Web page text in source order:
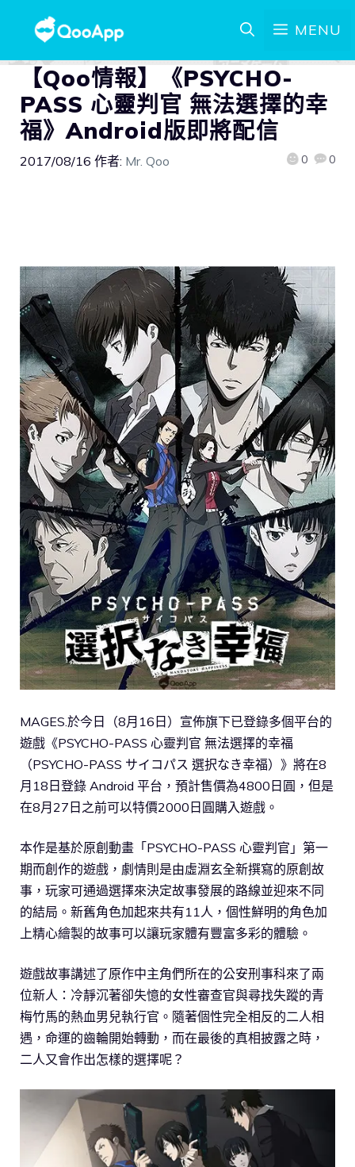
MENU
【Qoo情報】《PSYCHO-
PASS 心靈判官 無法選擇的幸
福》Android版即將配信
2017/08/16 作者: Mr. Qoo 0 0
MAGES.於今日（8月16日）宣佈旗下已登錄多個平台的
遊戲《PSYCHO-PASS 心靈判官 無法選擇的幸福
（PSYCHO-PASS サイコパス 選択なき幸福）》將在8
月18日登錄 Android 平台，預計售價為4800日圓，但是
在8月27日之前可以特價2000日圓購入遊戲。
本作是基於原創動畫「PSYCHO-PASS 心靈判官」第一
期而創作的遊戲，劇情則是由虛淵玄全新撰寫的原創故
事，玩家可通過選擇來決定故事發展的路線並迎來不同
的結局。新舊角色加起來共有11人，個性鮮明的角色加
上精心繪製的故事可以讓玩家體有豐富多彩的體驗。
遊戲故事講述了原作中主角們所在的公安刑事科來了兩
位新人：冷靜沉著卻失憶的女性審查官與尋找失蹤的青
梅竹馬的熱血男兒執行官。隨著個性完全相反的二人相
遇，命運的齒輪開始轉動，而在最後的真相披露之時，
二人又會作出怎樣的選擇呢？